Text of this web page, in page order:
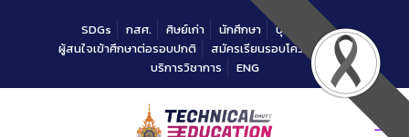
SDGs กสศ. ศิษย์เก่า นักศึกษา
บุคลากร
ผู้สนใจเข้าศึกษาต่อรอบปกติ
สมัครเรียนรอบโควตาคณะ
บริการวิชาการ
ENG